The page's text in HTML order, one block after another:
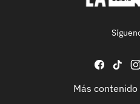
facebook
Más contenido